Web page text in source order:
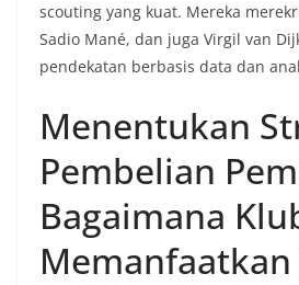
scouting yang kuat. Mereka
Sadio Mané, dan juga Virgil van
pendekatan berbasis data dan
Menentukan
Pembelian
Bagaimana
Memanfaatkan